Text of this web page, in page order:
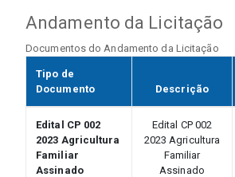
Andamento da Licitação
Documentos do Andamento da Licitação
Tipo de
Documento
Descrição
Edital CP 002
2023 Agricultura
Familiar
Assinado
Edital CP 002
2023 Agricultura
Familiar
Assinado